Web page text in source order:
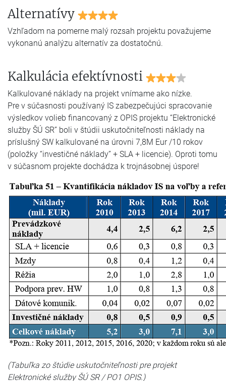
Alternatívy
Vzhľadom na pomerne malý rozsah projektu považujeme
vykonanú analýzu alternatív za dostatočnú.
Kalkulácia efektívnosti
Kalkulované náklady na projekt vnímame ako nízke.
Pre v súčasnosti používaný IS zabezpečujúci spracovanie
výsledkov volieb financovaný z OPIS projektu “Elektronické
služby ŠÚ SR” boli v štúdii uskutočniteľnosti náklady na
príslušný SW kalkulované na úrovni 7,8M Eur /10 rokov
(položky “investičné náklady” + SLA + licencie). Oproti tomu
v súčasnom projekte dochádza k trojnásobnej úspore!
(Tabuľka zo štúdie uskutočniteľnosti pre projekt
Elektronické služby ŠÚ SR / PO1 OPIS.)